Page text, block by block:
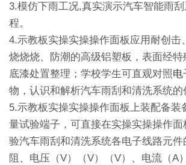
3.模仿下雨工况,真实演示汽车智能雨
程。
4.示教板实操实操操作面板应用耐创击
烧烧烧、防潮的高级铝塑板，表面经
底漆处置整理；学校学生可直观对照电
物，认识和解析汽车雨刮和清洗系统的
5.示教板实操实操操作面板上装配备装
量试验端子，可直接在实操实操操作
验汽车雨刮和清洗系统各电子线路元
阻、电压（V）（V）（V）、电流（A